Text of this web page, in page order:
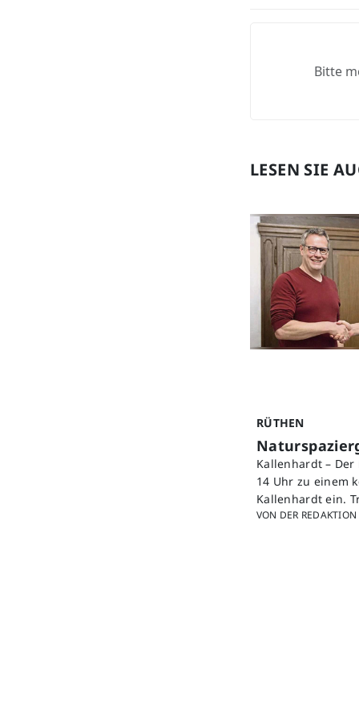
Bitte
LESEN SIE
RÜTHEN
Kallenhardt –
14 Uhr zu einem
Kallenhardt ein.
VON DER